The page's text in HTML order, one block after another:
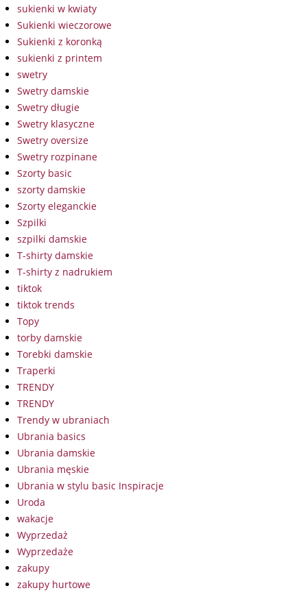
sukienki w kwiaty
Sukienki wieczorowe
Sukienki z koronką
sukienki z printem
swetry
Swetry damskie
Swetry długie
Swetry klasyczne
Swetry oversize
Swetry rozpinane
Szorty basic
szorty damskie
Szorty eleganckie
Szpilki
szpilki damskie
T-shirty damskie
T-shirty z nadrukiem
tiktok
tiktok trends
Topy
torby damskie
Torebki damskie
Traperki
TRENDY
TRENDY
Trendy w ubraniach
Ubrania basics
Ubrania damskie
Ubrania męskie
Ubrania w stylu basic Inspiracje
Uroda
wakacje
Wyprzedaż
Wyprzedaże
zakupy
zakupy hurtowe